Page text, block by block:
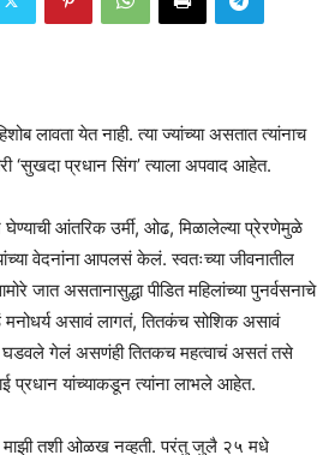
लावता येत नाही. त्या ज्यांच्या असतात त्यांनाच
प्रधान सिंग’ त्याला अपवाद आहेत.
आंतरिक उर्मी, ओढ, मिळालेल्या प्रेरणेमुळे
वेदनांना आपलसं केलं. स्वतःच्या जीवनातील
जात असतानासुद्धा पीडित महिलांच्या पुनर्वसनाचे
मनोधर्य असावं लागतं, तितकंच सोशिक असावं
घडवले गेलं असणंही तितकच महत्वाचं असतं तसे
प्रधान यांच्याकडून त्यांना लाभले आहेत.
माझी तशी ओळख नव्हती. परंतु जुलै २५ मधे